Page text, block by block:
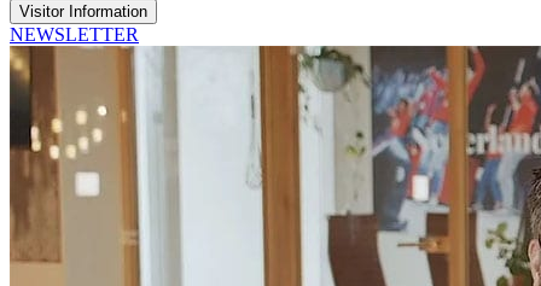
Visitor Information
NEWSLETTER